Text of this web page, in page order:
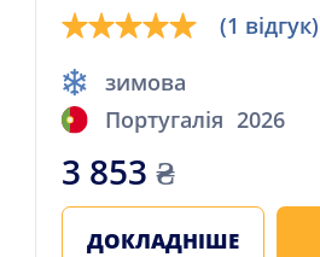
(1 відгук)
зимова
Португалія 2026
3 853 ₴
ДОКЛАДНІШЕ